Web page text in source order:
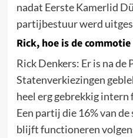
nadat Eerste Kamerlid
partijbestuur werd
Rick, hoe is de
Rick Denkers: Er is na de
Statenverkiezingen
heel erg gebrekkig
Een partij die 16% van
blijft functioneren